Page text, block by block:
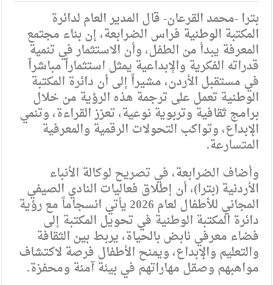
بترا -محمد القرعان- قال المدير العام لدائرة
المكتبة الوطنية فراس الضرابعة، إن بناء مجتمع
المعرفة يبدأ من الطفل، وأن الاستثمار في تنمية
قدراته الفكرية والإبداعية يمثل استثماراً مباشراً
في مستقبل الأردن، مشيراً إلى أن دائرة المكتبة
الوطنية تعمل على ترجمة هذه الرؤية من خلال
برامج ثقافية وتربوية نوعية، تعزز القراءة، وتنمي
الإبداع، وتواكب التحولات الرقمية والمعرفية
المتسارعة.
وأضاف الضرابعة، في تصريح لوكالة الأنباء
الأردنية (بترا)، أن إطلاق فعاليات النادي الصيفي
المجاني للأطفال لعام 2026 يأتي انسجاماً مع رؤية
دائرة المكتبة الوطنية في تحويل المكتبة إلى
فضاء معرفي نابض بالحياة، يربط بين الثقافة
والتعليم والإبداع، ويمنح الأطفال فرصة لاكتشاف
مواهبهم وصقل مهاراتهم في بيئة آمنة ومحفزة.